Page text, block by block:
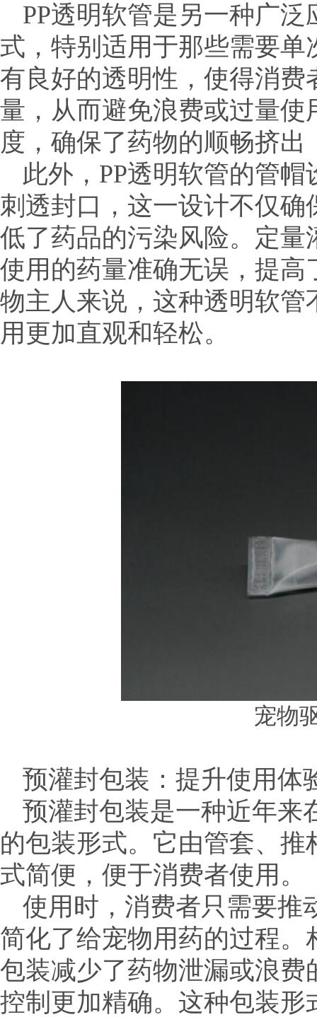
PP透明软管是另一种广
式，特别适用于那些需要单
有良好的透明性，使得消
量，从而避免浪费或过量
度，确保了药物的顺畅挤
此外，PP透明软管的管
刺透封口，这一设计不仅
低了药品的污染风险。定
使用的药量准确无误，提
物主人来说，这种透明软
用更加直观和轻松。
宠物
预灌封包装：提升使用体
预灌封包装是一种近年来
的包装形式。它由管套、
式简便，便于消费者使用。
使用时，消费者只需要推
简化了给宠物用药的过程
包装减少了药物泄漏或浪
控制更加精确。这种包装